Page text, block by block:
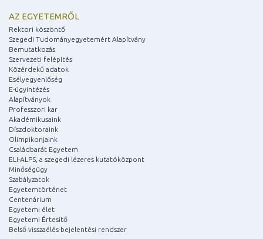
AZ EGYETEMRŐL
Rektori köszöntő
Szegedi Tudományegyetemért Alapítvány
Bemutatkozás
Szervezeti felépítés
Közérdekű adatok
Esélyegyenlőség
E-ügyintézés
Alapítványok
Professzori kar
Akadémikusaink
Díszdoktoraink
Olimpikonjaink
Családbarát Egyetem
ELI-ALPS, a szegedi lézeres kutatóközpont
Minőségügy
Szabályzatok
Egyetemtörténet
Centenárium
Egyetemi élet
Egyetemi Értesítő
Belső visszaélés-bejelentési rendszer